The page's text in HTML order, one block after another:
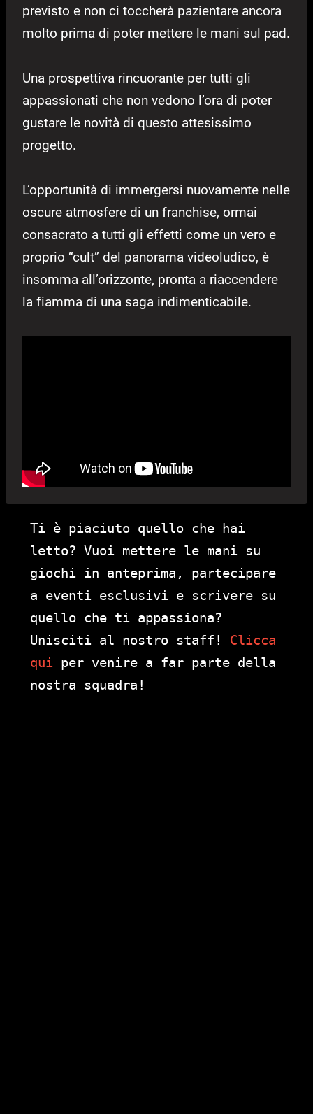
previsto e non ci toccherà pazientare ancora
molto prima di poter mettere le mani sul pad.
Una prospettiva rincuorante per tutti gli
appassionati che non vedono l’ora di poter
gustare le novità di questo attesissimo
progetto.
L’opportunità di immergersi nuovamente nelle
oscure atmosfere di un franchise, ormai
consacrato a tutti gli effetti come un vero e
proprio “cult” del panorama videoludico, è
insomma all’orizzonte, pronta a riaccendere
la fiamma di una saga indimenticabile.
Ti è piaciuto quello che hai
letto? Vuoi mettere le mani su
giochi in anteprima, partecipare
a eventi esclusivi e scrivere su
quello che ti appassiona?
Unisciti al nostro staff! Clicca
qui per venire a far parte della
nostra squadra!